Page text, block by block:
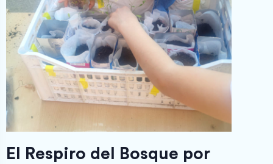
El Respiro del Bosque por